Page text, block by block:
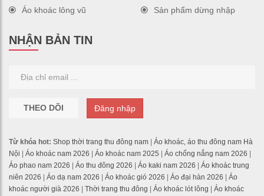
Áo khoác lông vũ
Sản phẩm dừng nhập
NHẬN BẢN TIN
THEO DÕI Đăng nhập
Từ khóa hot: Shop thời trang thu đông nam
Áo khoác, áo thu đông nam Hà
Nội
Áo khoác nam 2026 Áo khoác nam 2025 Áo chống nắng nam 2026
Áo phao nam 2026
Áo thu đông 2026 Áo kaki nam 2026
Áo khoác trung
niên 2026
Áo dạ nam 2026 Áo khoác gió 2026 Áo đại hàn 2026
Áo
khoác người già 2026
Thời trang thu đông Áo khoác lót lông Áo khoác